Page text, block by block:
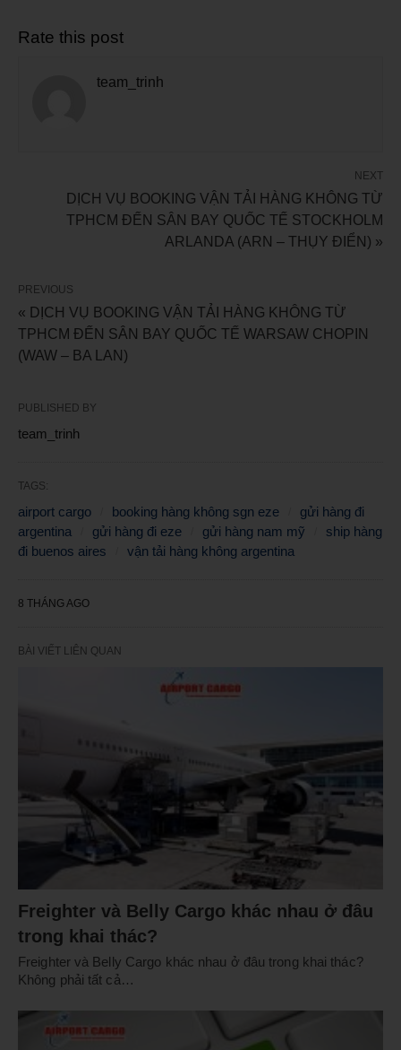
Rate this post
team_trinh
NEXT
DỊCH VỤ BOOKING VẬN TẢI HÀNG KHÔNG TỪ
TPHCM ĐẾN SÂN BAY QUỐC TẾ STOCKHOLM
ARLANDA (ARN – THỤY ĐIỂN) »
PREVIOUS
« DỊCH VỤ BOOKING VẬN TẢI HÀNG KHÔNG TỪ
TPHCM ĐẾN SÂN BAY QUỐC TẾ WARSAW CHOPIN
(WAW – BA LAN)
PUBLISHED BY
team_trinh
TAGS:
airport cargo booking hàng không sgn eze
gửi hàng đi
argentina
gửi hàng đi eze gửi hàng nam mỹ
ship hàng
đi buenos aires
vận tải hàng không argentina
8 THÁNG AGO
BÀI VIẾT LIÊN QUAN
Freighter và Belly Cargo khác nhau ở đâu
trong khai thác?
Freighter và Belly Cargo khác nhau ở đâu trong khai thác?
Không phải tất cả…